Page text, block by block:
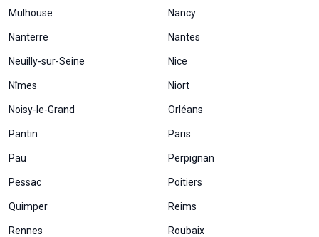
Mulhouse Nancy
Nanterre Nantes
Neuilly-sur-Seine Nice
Nîmes Niort
Noisy-le-Grand Orléans
Pantin Paris
Pau Perpignan
Pessac Poitiers
Quimper Reims
Rennes Roubaix
facultatifs. Ils
nécessaires au
fonctionnement
du site Web.
Statistiques
Afin que
puissions
fonctionnalité
du site Web,
en fonction